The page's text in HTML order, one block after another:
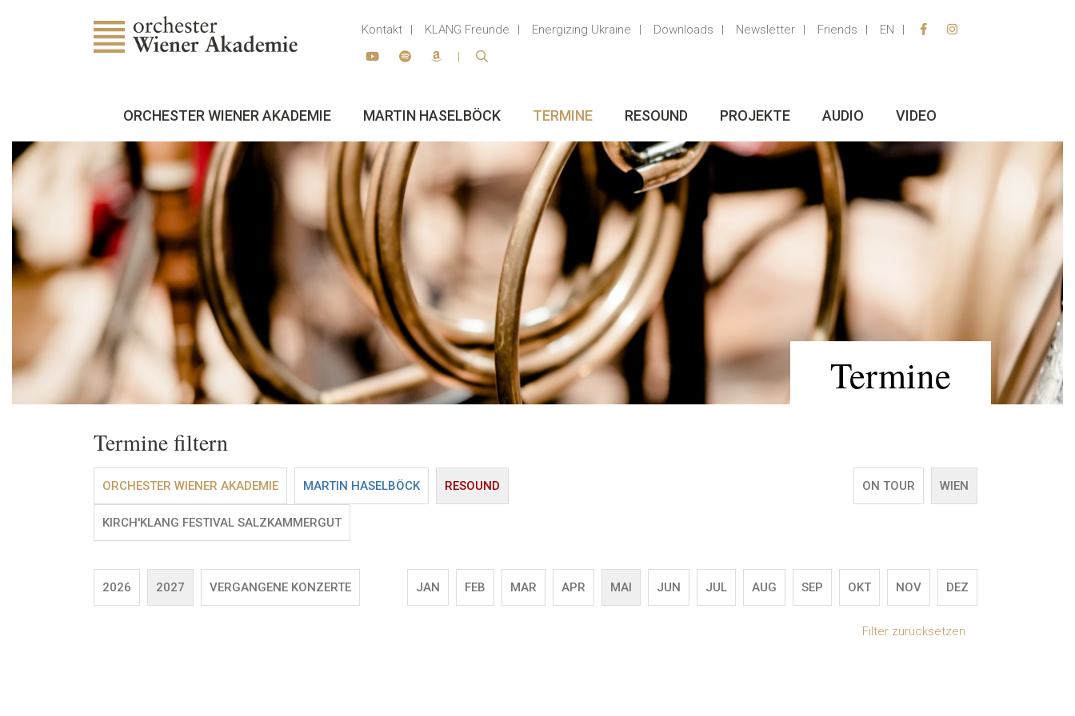
Kontakt KLANG Freunde Energizing Ukraine Downloads Newsletter Friends EN
ORCHESTER WIENER AKADEMIE MARTIN HASELBÖCK TERMINE RESOUND PROJEKTE AUDIO VIDEO
Termine
Termine filtern
ORCHESTER WIENER AKADEMIE MARTIN HASELBÖCK RESOUND
KIRCH'KLANG FESTIVAL SALZKAMMERGUT
ON TOUR WIEN
2026 2027 VERGANGENE KONZERTE JAN FEB MAR APR MAI JUN JUL AUG SEP OKT NOV DEZ
Filter zurücksetzen